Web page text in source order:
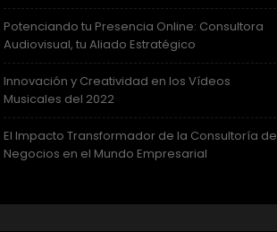
Potenciando tu Presencia Online: Consultora
Audiovisual, tu Aliado Estratégico
Innovación y Creatividad en los Vídeos
Musicales del 2022
El Impacto Transformador de la Consultoría de
Negocios en el Mundo Empresarial